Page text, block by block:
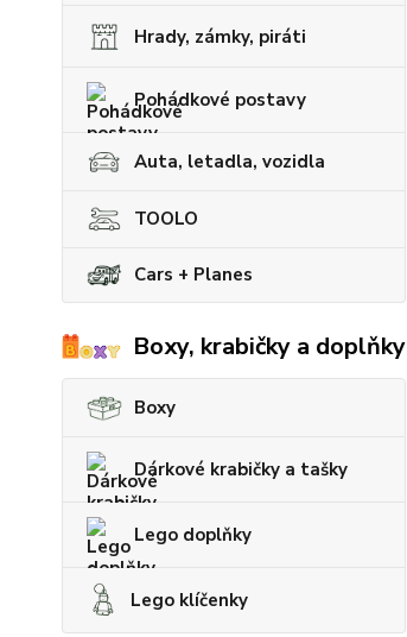
Hrady, zámky, piráti
Pohádkové postavy
Auta, letadla, vozidla
TOOLO
Cars + Planes
Boxy, krabičky a doplňky
Boxy
Dárkové krabičky a tašky
Lego doplňky
Lego klíčenky